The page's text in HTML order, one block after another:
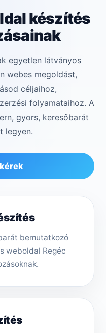
készítés
egyetlen látványos
webes megoldást,
céljaihoz,
folyamataihoz. A
gyors, keresőbarát
legyen.
bemutatkozó
weboldal Regéc